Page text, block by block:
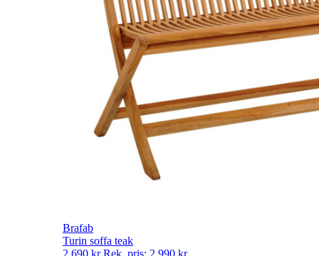
Brafab
Turin soffa teak
2 690 kr Rek. pris: 2 990 kr